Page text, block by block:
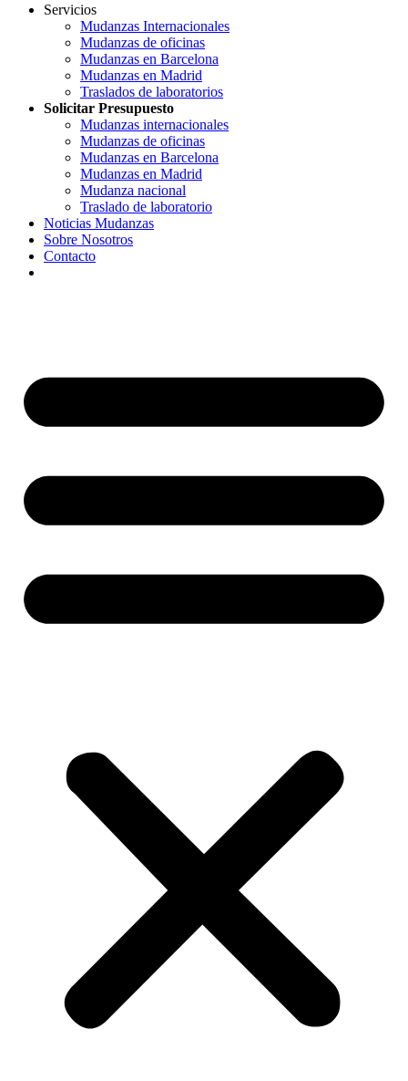
Servicios
Mudanzas Internacionales
Mudanzas de oficinas
Mudanzas en Barcelona
Mudanzas en Madrid
Traslados de laboratorios
Solicitar Presupuesto
Mudanzas internacionales
Mudanzas de oficinas
Mudanzas en Barcelona
Mudanzas en Madrid
Mudanza nacional
Traslado de laboratorio
Noticias Mudanzas
Sobre Nosotros
Contacto